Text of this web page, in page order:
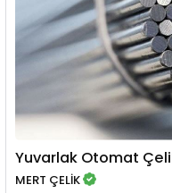
Yuvarlak Otomat
MERT ÇELİK